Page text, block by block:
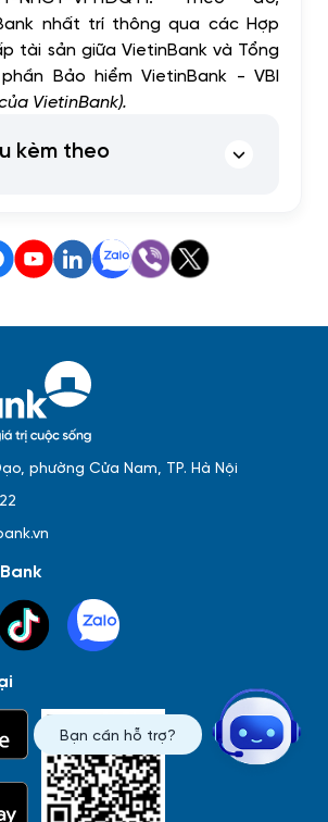
Thông tin giao dịch
Sự kiện
nhất trí thông qua các Hợp
tài sản giữa VietinBank và Tổng
Bảo hiểm VietinBank - VBI
VietinBank).
kèm theo
Bạn cần hỗ trợ?
phường Cửa Nam, TP. Hà Nội